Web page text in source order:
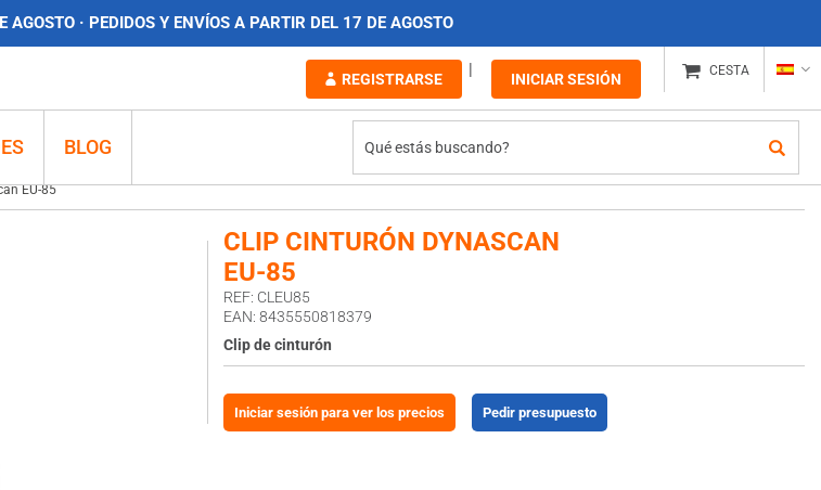
· PEDIDOS Y ENVÍOS A PARTIR DEL 17 DE AGOSTO
REGISTRARSE INICIAR SESIÓN CESTA
BLOG
EU-85
CLIP CINTURÓN DYNASCAN
EU-85
REF: CLEU85
EAN: 8435550818379
Clip de cinturón
Iniciar sesión para ver los precios Pedir presupuesto